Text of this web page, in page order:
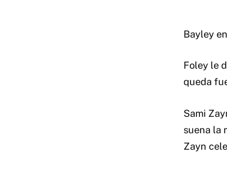
Bayley
Foley le
queda
Sami
suena la
Zayn